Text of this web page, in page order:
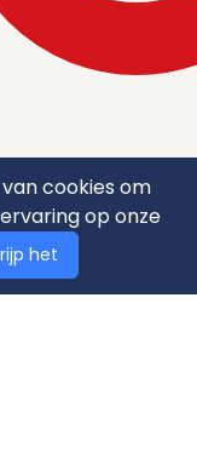
cookies om
op onze
het